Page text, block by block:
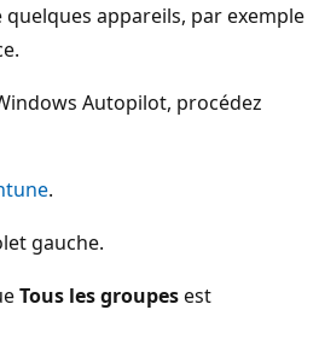
quelques appareils, par exemple
Autopilot, procédez
.
gauche.
Tous les groupesest